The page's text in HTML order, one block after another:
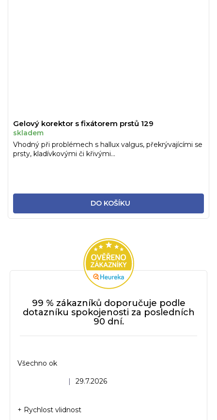
Gelový korektor s fixátorem prstů 129
skladem
DO KOŠÍKU
Vhodný při problémech s hallux valgus, překrývajícími se
prsty, kladívkovými či křivými...
99 % zákazníků doporučuje podle
dotazníku spokojenosti za posledních
90 dní.
Hodnocení obchodu je 5 z 5 hvězdiček.
| 29.7.2026
Všechno ok
+ Rychlost vlidnost